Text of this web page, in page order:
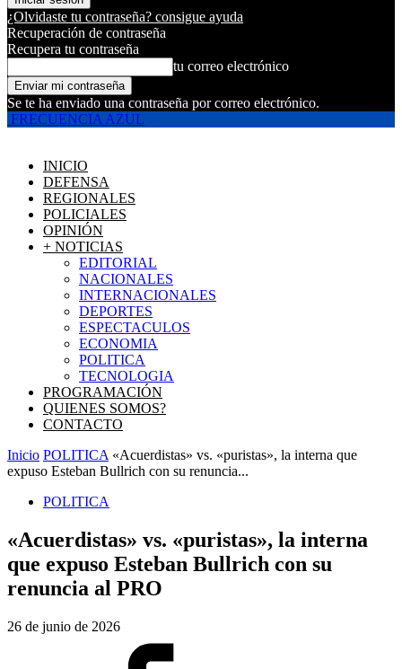
¿Olvidaste tu contraseña? consigue ayuda
Recuperación de contraseña
Recupera tu contraseña
tu correo electrónico
Se te ha enviado una contraseña por correo electrónico.
FRECUENCIA AZUL
INICIO
DEFENSA
REGIONALES
POLICIALES
OPINIÓN
+ NOTICIAS
EDITORIAL
NACIONALES
INTERNACIONALES
DEPORTES
ESPECTACULOS
ECONOMIA
POLITICA
TECNOLOGIA
PROGRAMACIÓN
QUIENES SOMOS?
CONTACTO
Inicio POLITICA «Acuerdistas» vs. «puristas», la interna que
expuso Esteban Bullrich con su renuncia...
POLITICA
«Acuerdistas» vs. «puristas», la interna
que expuso Esteban Bullrich con su
renuncia al PRO
26 de junio de 2026